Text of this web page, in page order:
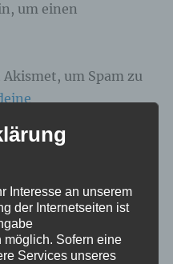
um einen
um Spam zu
Interesse an unserem
der Internetseiten ist
möglich. Sofern eine
Services unseres